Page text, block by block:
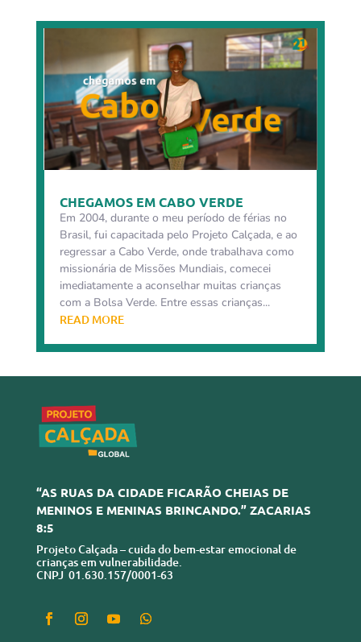
CHEGAMOS EM CABO VERDE
Em 2004, durante o meu período de férias no
Brasil, fui capacitada pelo Projeto Calçada, e ao
regressar a Cabo Verde, onde trabalhava como
missionária de Missões Mundiais, comecei
imediatamente a aconselhar muitas crianças
com a Bolsa Verde. Entre essas crianças...
READ MORE
“AS RUAS DA CIDADE FICARÃO CHEIAS DE
MENINOS E MENINAS BRINCANDO.” ZACARIAS
8:5
Projeto Calçada – cuida do bem-estar emocional de
crianças em vulnerabilidade.
CNPJ 01.630.157/0001-63